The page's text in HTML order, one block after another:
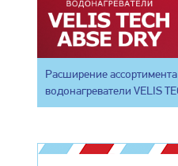
Расширение
водонагреватели VELIS